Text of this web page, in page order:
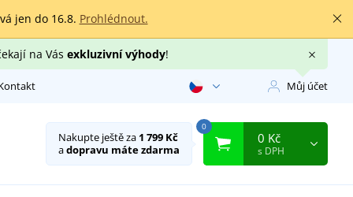
jen do 16.8. Prohlédnout.
na Vás exkluzivní výhody!
Můj účet
Nakupte ještě za 1 799 Kč
adopravu máte zdarma
0
0 Kč
s DPH